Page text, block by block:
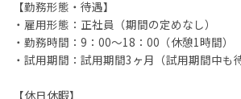
【勤務形態・待遇】
・雇用形態：正社員（期間の定めなし）
・勤務時間：9：00～18：00（休憩1時間）
・試用期間：試用期間3ヶ月（試用期間中も
【休日休暇】